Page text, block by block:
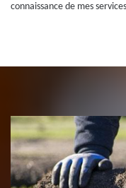
connaissance de mes